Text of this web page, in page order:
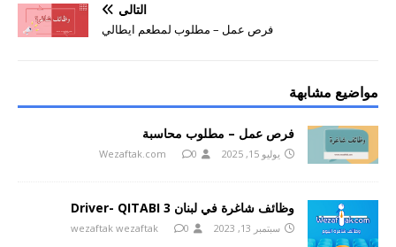
التالي
فرص عمل – مطلوب لمطعم ايطالي
مواضيع مشابهة
فرص عمل – مطلوب محاسبة
يوليو 15, 2025 Wezaftak.com 0
وظائف شاغرة في لبنان Driver- QITABI 3
سبتمبر 13, 2023 wezaftak wezaftak 0